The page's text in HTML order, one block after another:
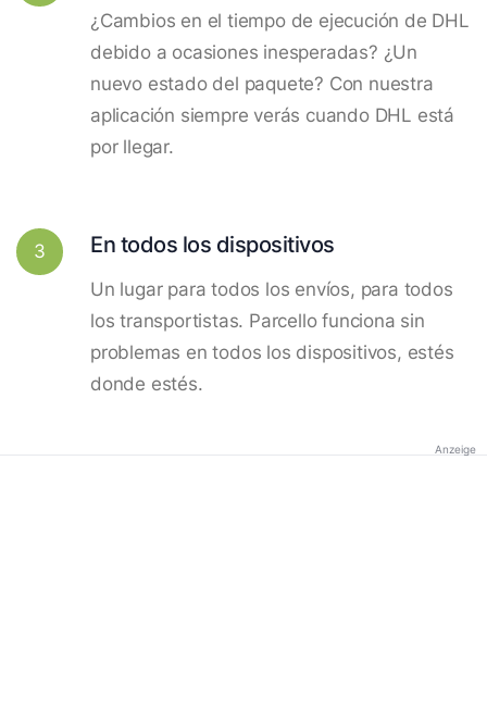
¿Cambios en el tiempo de ejecución de DHL
debido a ocasiones inesperadas? ¿Un
nuevo estado del paquete? Con nuestra
aplicación siempre verás cuando DHL está
por llegar.
3 En todos los dispositivos
Un lugar para todos los envíos, para todos
los transportistas. Parcello funciona sin
problemas en todos los dispositivos, estés
donde estés.
Anzeige